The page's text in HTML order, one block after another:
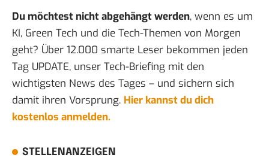
Du möchtest nicht abgehängt werden, wenn es um
KI, Green Tech und die Tech-Themen von Morgen
geht? Über 12.000 smarte Leser bekommen jeden
Tag UPDATE, unser Tech-Briefing mit den
wichtigsten News des Tages – und sichern sich
damit ihren Vorsprung. Hier kannst du dich
kostenlos anmelden.
STELLENANZEIGEN